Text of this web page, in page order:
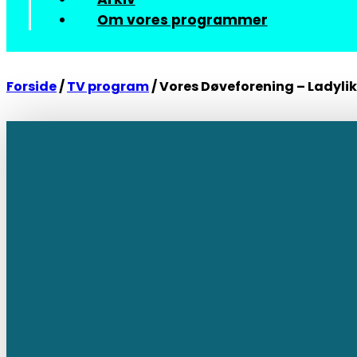
Om vores programmer
Forside/TV program/Vores Døveforening –